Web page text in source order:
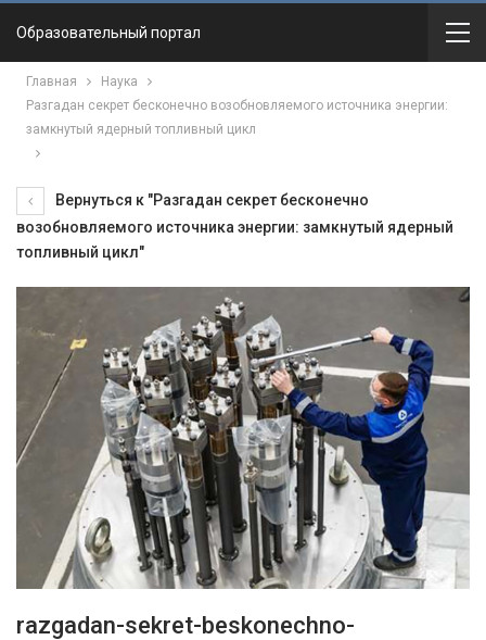
Образовательный портал
Главная
Наука
Разгадан секрет бесконечно возобновляемого источника энергии:
замкнутый ядерный топливный цикл
Вернуться к "Разгадан секрет бесконечно
возобновляемого источника энергии: замкнутый ядерный
топливный цикл"
razgadan-sekret-beskonechno-